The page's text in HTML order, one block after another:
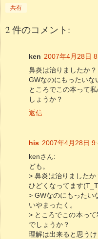
共有
2 件のコメント:
ken 2007年4月28日
鼻炎は治りましたか？
GWなのにもったいな
ところでこの本って
しょうか？
返信
his 2007年4月28日
kenさん:
ども。
> 鼻炎は治りましたか
ひどくなってます
> GWなのにもったい
いやまったく。
> ところでこの本っ
でしょうか？
理解は出来ると思う